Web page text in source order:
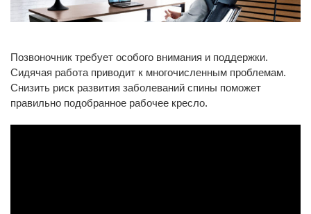
Позвоночник требует особого внимания и поддержки.
Сидячая работа приводит к многочисленным проблемам.
Снизить риск развития заболеваний спины поможет
правильно подобранное рабочее кресло.